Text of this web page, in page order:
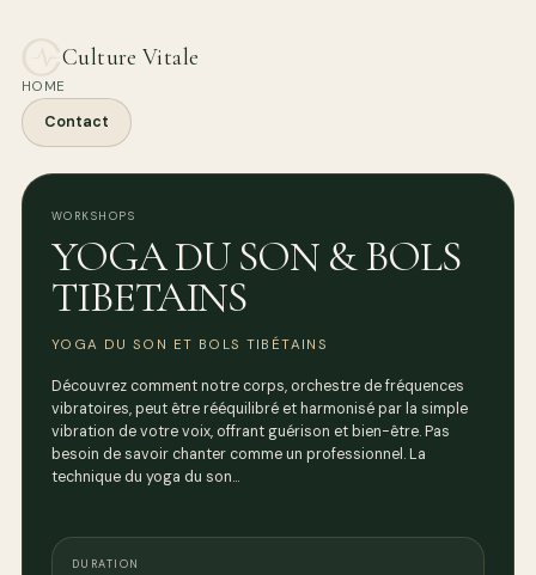
Culture Vitale
HOME
Contact
WORKSHOPS
YOGA DU SON & BOLS
TIBETAINS
YOGA DU SON ET BOLS TIBÉTAINS
Découvrez comment notre corps, orchestre de fréquences
vibratoires, peut être rééquilibré et harmonisé par la simple
vibration de votre voix, offrant guérison et bien-être. Pas
besoin de savoir chanter comme un professionnel. La
technique du yoga du son…
DURATION